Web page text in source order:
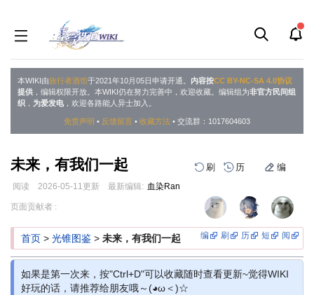
本WIKI由旅行者酒馆于2021年10月05日申请开通。 内容按CC BY-NC-SA 4.0协议
提供 ，编辑权限开放。本WIKI仍在努力完善中，欢迎收藏。编辑组为非官方民间组
织 ， 为爱发电，欢迎各路能人异士加入。
免责声明 • 反馈留言 • 收藏方法 • 交流群：1017604603
未来，有我们一起 刷 历 编
阅读 2026-05-11更新 最新编辑: 血染Ran
跳
导
跳
搜
页面贡献者 :
编 刷 历 短 阅
首页 > 光锥图鉴 > 未来，有我们一起
如果是第一次来，按"Ctrl+D"可以收藏随时查看更新~觉得WIKI
好玩的话，请推荐给朋友哦～(◕ω＜)☆